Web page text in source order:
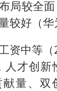
局较全
较好（华
资中等
人才创
量、双